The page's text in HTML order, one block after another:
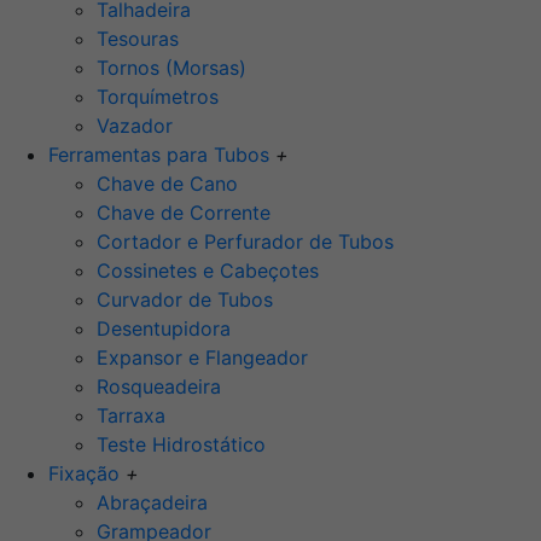
Talhadeira
Tesouras
Tornos (Morsas)
Torquímetros
Vazador
Ferramentas para Tubos +
Chave de Cano
Chave de Corrente
Cortador e Perfurador de Tubos
Cossinetes e Cabeçotes
Curvador de Tubos
Desentupidora
Expansor e Flangeador
Rosqueadeira
Tarraxa
Teste Hidrostático
Fixação +
Abraçadeira
Grampeador